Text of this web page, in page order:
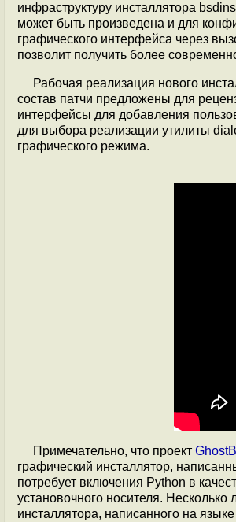
инфраструктуру инсталлятора
может быть произведена и для
графического интерфейса через
позволит получить более
Рабочая реализация нового
состав патчи предложены для
интерфейсы для добавления
для выбора реализации утилиты
графического режима.
Примечательно, что проект
графический инсталлятор,
потребует включения Python в
установочного носителя.
инсталлятора, написанного на